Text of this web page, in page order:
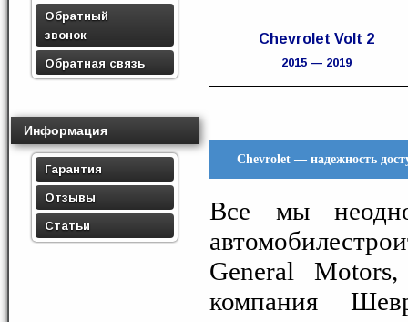
Обратный
звонок
Обратная связь
Информация
Гарантия
Отзывы
Статьи
Chevrolet Volt 2
2015 — 2019
Chevrolet — надежность
Все мы
General
компания